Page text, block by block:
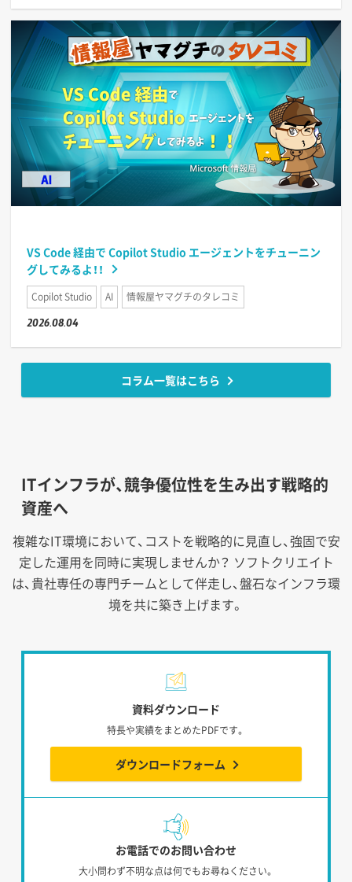
VS Code 経由で Copilot Studio エージェントをチューニン
グしてみるよ！！
Copilot Studio AI 情報屋ヤマグチのタレコミ
2026.08.04
コラム一覧はこちら
ITインフラが、競争優位性を生み出す戦略的
資産へ
複雑なIT環境において、コストを戦略的に見直し、強固で安
定した運用を同時に実現しませんか？ ソフトクリエイト
は、貴社専任の専門チームとして伴走し、盤石なインフラ環
境を共に築き上げます。
資料ダウンロード
特長や実績をまとめたPDFです。
ダウンロードフォーム
お電話でのお問い合わせ
大小問わず不明な点は何でもお尋ねください。